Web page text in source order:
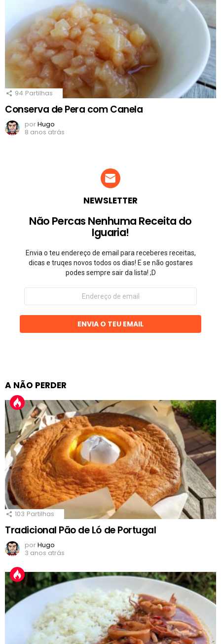
94 Partilhas
Conserva de Pera com Canela
porHugo
8 anos atrás
NEWSLETTER
Não Percas Nenhuma Receita do
Iguaria!
Envia o teu endereço de email para receberes receitas,
dicas e truqes novos todos os dias! E se não gostares
podes sempre sair da lista! ;D
Endereço
email
ENVIA O TEU EMAIL
A NÃO PERDER
103 Partilhas
Tradicional Pão de Ló de Portugal
porHugo
3 anos atrás